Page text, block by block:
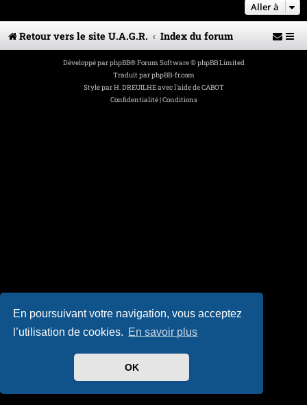
En poursuivant votre navigation, vous acceptez
l’utilisation de cookies. En savoir plus
OK
Aller à
Retour vers le site U.A.G.R. Index du forum
Développé parphpBB® Forum Software © phpBB Limited
Traduit parphpBB-fr.com
Style parH. DREUILHE avec l'aide de CABOT
Confidentialité|Conditions